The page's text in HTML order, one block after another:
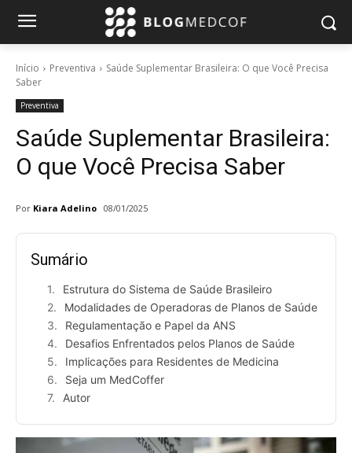
Início Preventiva
Saúde Suplementar Brasileira: O que Você Precisa
Saber
Preventiva
Saúde Suplementar Brasileira:
O que Você Precisa Saber
Por Kiara Adelino 08/01/2025
Sumário
Estrutura do Sistema de Saúde Brasileiro
Modalidades de Operadoras de Planos de Saúde
Regulamentação e Papel da ANS
Desafios Enfrentados pelos Planos de Saúde
Implicações para Residentes de Medicina
Seja um MedCoffer
Autor